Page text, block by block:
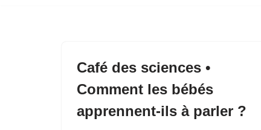
Café des sciences •
Comment les bébés
apprennent-ils à parler ?